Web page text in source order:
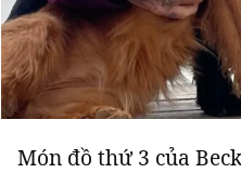
Món đồ thứ 3 của